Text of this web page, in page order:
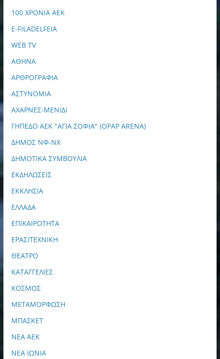
100 ΧΡΟΝΙΑ ΑΕΚ
E-FILADELFEIA
WEB TV
ΑΘΗΝΑ
ΑΡΘΡΟΓΡΑΦΙΑ
ΑΣΤΥΝΟΜΙΑ
ΑΧΑΡΝΕΣ-ΜΕΝΙΔΙ
ΓΗΠΕΔΟ ΑΕΚ "ΑΓΙΑ ΣΟΦΙΑ" (OPAP ARENA)
ΔΗΜΟΣ ΝΦ-ΝΧ
ΔΗΜΟΤΙΚΑ ΣΥΜΒΟΥΛΙΑ
ΕΚΔΗΛΩΣΕΙΣ
ΕΚΚΛΗΣΙΑ
ΕΛΛΑΔΑ
ΕΠΙΚΑΙΡΟΤΗΤΑ
ΕΡΑΣΙΤΕΧΝΙΚΗ
ΘΕΑΤΡΟ
ΚΑΤΑΓΓΕΛΙΕΣ
ΚΟΣΜΟΣ
ΜΕΤΑΜΟΡΦΩΣΗ
ΜΠΑΣΚΕΤ
ΝΕΑ ΑΕΚ
ΝΕΑ ΙΩΝΙΑ